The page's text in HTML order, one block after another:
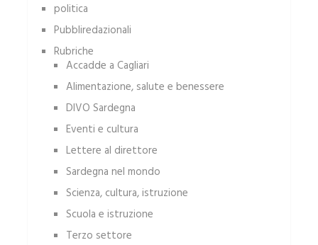
politica
Pubbliredazionali
Rubriche
Accadde a Cagliari
Alimentazione, salute e benessere
DIVO Sardegna
Eventi e cultura
Lettere al direttore
Sardegna nel mondo
Scienza, cultura, istruzione
Scuola e istruzione
Terzo settore